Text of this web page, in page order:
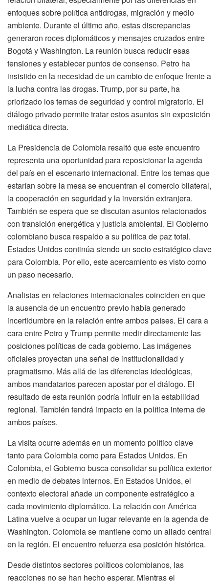
enfoques sobre política antidrogas, migración y medio
ambiente. Durante el último año, estas discrepancias
generaron roces diplomáticos y mensajes cruzados entre
Bogotá y Washington. La reunión busca reducir esas
tensiones y establecer puntos de consenso. Petro ha
insistido en la necesidad de un cambio de enfoque frente a
la lucha contra las drogas. Trump, por su parte, ha
priorizado los temas de seguridad y control migratorio. El
diálogo privado permite tratar estos asuntos sin exposición
mediática directa.
La Presidencia de Colombia resaltó que este encuentro
representa una oportunidad para reposicionar la agenda
del país en el escenario internacional. Entre los temas que
estarían sobre la mesa se encuentran el comercio bilateral,
la cooperación en seguridad y la inversión extranjera.
También se espera que se discutan asuntos relacionados
con transición energética y justicia ambiental. El Gobierno
colombiano busca respaldo a su política de paz total.
Estados Unidos continúa siendo un socio estratégico clave
para Colombia. Por ello, este acercamiento es visto como
un paso necesario.
Analistas en relaciones internacionales coinciden en que
la ausencia de un encuentro previo había generado
incertidumbre en la relación entre ambos países. El cara a
cara entre Petro y Trump permite medir directamente las
posiciones políticas de cada gobierno. Las imágenes
oficiales proyectan una señal de institucionalidad y
pragmatismo. Más allá de las diferencias ideológicas,
ambos mandatarios parecen apostar por el diálogo. El
resultado de esta reunión podría influir en la estabilidad
regional. También tendrá impacto en la política interna de
ambos países.
La visita ocurre además en un momento político clave
tanto para Colombia como para Estados Unidos. En
Colombia, el Gobierno busca consolidar su política exterior
en medio de debates internos. En Estados Unidos, el
contexto electoral añade un componente estratégico a
cada movimiento diplomático. La relación con América
Latina vuelve a ocupar un lugar relevante en la agenda de
Washington. Colombia se mantiene como un aliado central
en la región. El encuentro refuerza esa posición histórica.
Desde distintos sectores políticos colombianos, las
reacciones no se han hecho esperar. Mientras el